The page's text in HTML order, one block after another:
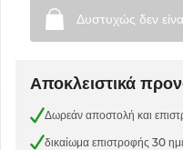
Δυστυχώς δεν
Αποκλειστικά
Δωρεάν αποστολή και
δικαίωμα επιστροφής 30